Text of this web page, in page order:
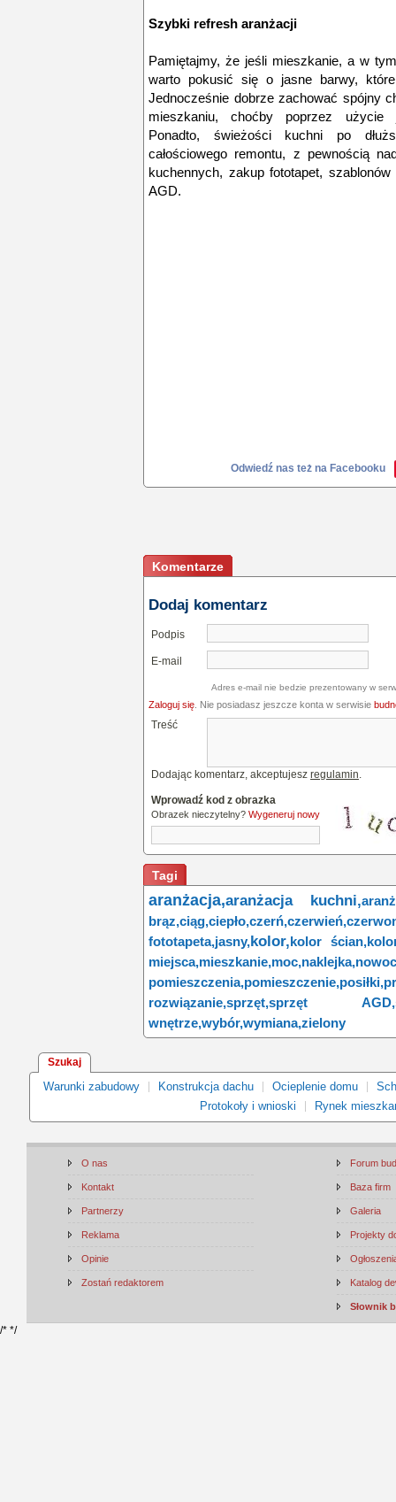
Szybki refresh aranżacji
Pamiętajmy, że jeśli mieszkanie, a w
warto pokusić się o jasne barwy,
Jednocześnie dobrze zachować spójny
mieszkaniu, choćby poprzez użycie
Ponadto, świeżości kuchni po
całościowego remontu, z pewnością
kuchennych, zakup fototapet,
AGD.
Odwiedź nas też na Facebooku
Komentarze
Dodaj komentarz
Podpis
E-mail
Adres e-mail nie bedzie prezentowany w
Zaloguj się . Nie posiadasz jeszcze konta w serwisie
Treść
Dodając komentarz, akceptujesz regulamin.
Wprowadź kod z obrazka
Obrazek nieczytelny? Wygeneruj nowy
Tagi
aranżacja,aranżacja kuchni,
brąz,ciąg,ciepło,czerń,czerwień,
fototapeta,jasny,kolor,kolor ścian,
miejsca,mieszkanie,moc,naklejka,
pomieszczenia,pomieszczenie,posiłki,
rozwiązanie,sprzęt,sprzęt AGD,
wnętrze,wybór,wymiana,zielony
Szukaj
Warunki zabudowy Konstrukcja dachu Ocieplenie domu
Protokoły i wnioski
Rynek
O nas
Kontakt
Partnerzy
Reklama
Opinie
Zostań redaktorem
Forum
Baza firm
Galeria
Projekty
Katalog
Słownik
/* */